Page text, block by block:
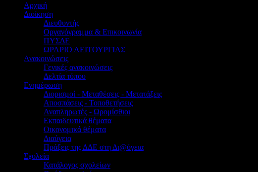
Αρχική
Διοίκηση
Διευθυντής
Οργανόγραμμα & Επικοινωνία
ΠΥΣΔΕ
ΩΡΑΡΙΟ ΛΕΙΤΟΥΡΓΙΑΣ
Ανακοινώσεις
Γενικές ανακοινώσεις
Δελτία τύπου
Ενημέρωση
Διορισμοί - Μεταθέσεις - Μετατάξεις
Αποσπάσεις - Τοποθετήσεις
Αναπληρωτές - Ωρομίσθιοι
Εκπαιδευτικά θέματα
Οικονομικά θέματα
Διαύγεια
Πράξεις της ΔΔΕ στη Δι@ύγεια
Σχολεία
Κατάλογος σχολείων